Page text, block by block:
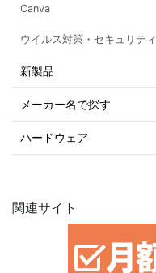
Canva
ウイルス対策・セキュリティ
新製品
メーカー名で探す
ハードウェア
関連サイト